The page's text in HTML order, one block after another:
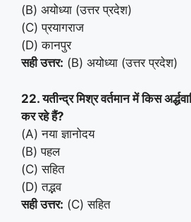
(B) अयोध्या (उत्तर प्रदेश)
(C) प्रयागराज
(D) कानपुर
सही उत्तर: (B) अयोध्या (उत्तर प्रदेश)
22. यतीन्द्र मिश्र वर्तमान में किस
कर रहे हैं?
(A) नया ज्ञानोदय
(B) पहल
(C) सहित
(D) तद्भव
सही उत्तर: (C) सहित